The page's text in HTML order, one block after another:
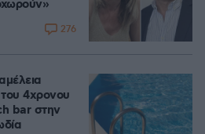
276
του 4χρονου
bar στην